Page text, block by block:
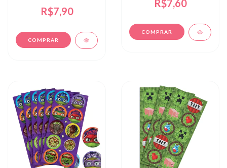
R$7,90
R$7,60